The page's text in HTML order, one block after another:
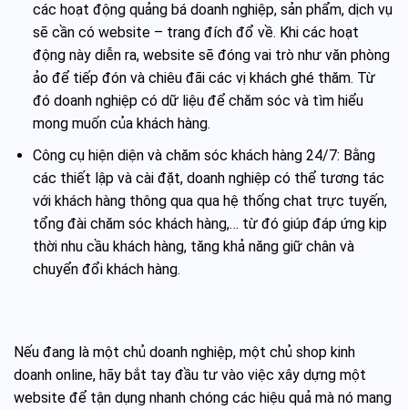
các hoạt động quảng bá doanh nghiệp, sản phẩm, dịch vụ
sẽ cần có website – trang đích đổ về. Khi các hoạt
động này diễn ra, website sẽ đóng vai trò như văn phòng
ảo để tiếp đón và chiêu đãi các vị khách ghé thăm. Từ
đó doanh nghiệp có dữ liệu để chăm sóc và tìm hiểu
mong muốn của khách hàng.
Công cụ hiện diện và chăm sóc khách hàng 24/7: Bằng
các thiết lập và cài đặt, doanh nghiệp có thể tương tác
với khách hàng thông qua qua hệ thống chat trực tuyến,
tổng đài chăm sóc khách hàng,… từ đó giúp đáp ứng kịp
thời nhu cầu khách hàng, tăng khả năng giữ chân và
chuyển đổi khách hàng.
Nếu đang là một chủ doanh nghiệp, một chủ shop kinh
doanh online, hãy bắt tay đầu tư vào việc xây dựng một
website để tận dụng nhanh chóng các hiệu quả mà nó mang